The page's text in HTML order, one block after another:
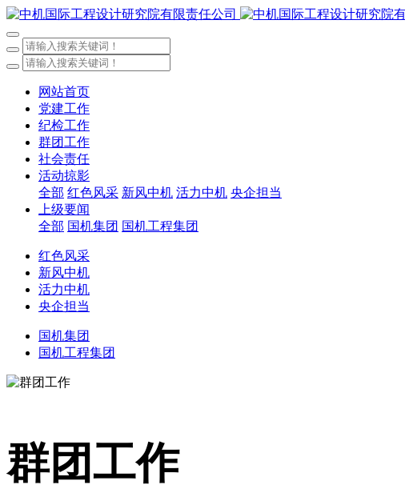
网站首页
党建工作
纪检工作
群团工作
社会责任
活动掠影
全部 红色风采 新风中机 活力中机 央企担当
上级要闻
全部 国机集团 国机工程集团
红色风采
新风中机
活力中机
央企担当
国机集团
国机工程集团
群团工作